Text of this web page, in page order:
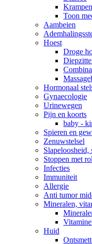
Krampen
Toon
Aambeien
Hoest
Droge
Hormonaal
Gynaecologie
Urinewegen
Pijn en koorts
baby -
Spieren en
Zenuwstelsel
Slapeloosheid,
Stoppen met
Infecties
Immuniteit
Allergie
Anti tumor
Mineralen,
Huid